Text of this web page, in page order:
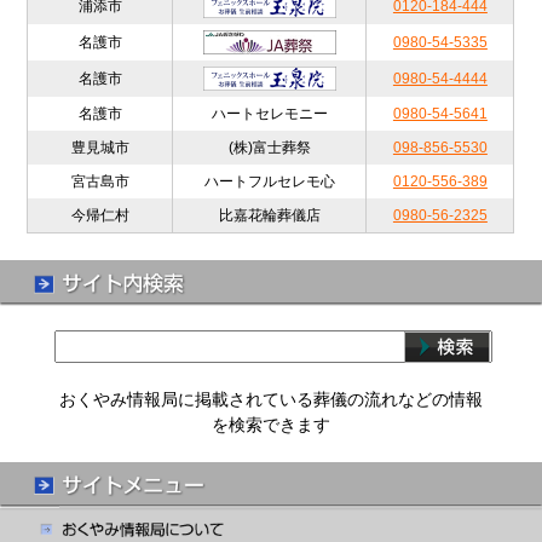
浦添市 0120-184-444
名護市 0980-54-5335
名護市 0980-54-4444
名護市 ハートセレモニー
0980-54-5641
豊見城市
(株)富士葬祭
098-856-5530
宮古島市
ハートフルセレモ心
0120-556-389
今帰仁村
比嘉花輪葬儀店 0980-56-2325
おくやみ情報局に掲載されている葬儀の流れなどの情報
を検索できます